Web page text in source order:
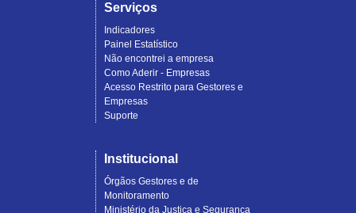
Serviços
Indicadores
Painel Estatístico
Não encontrei a empresa
Como Aderir - Empresas
Acesso Restrito para Gestores e
Empresas
Suporte
Institucional
Órgãos Gestores e de
Monitoramento
Ministério da Justiça e Segurança